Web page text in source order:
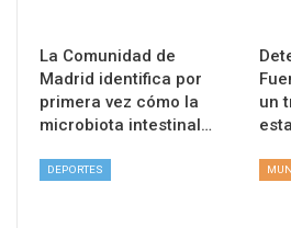
La Comunidad de
Madrid identifica por
primera vez cómo la
microbiota intestinal…
un
DEPORTES